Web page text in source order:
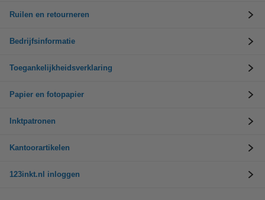
Ruilen en retourneren
Bedrijfsinformatie
Toegankelijkheidsverklaring
Papier en fotopapier
Inktpatronen
Kantoorartikelen
123inkt.nl inloggen